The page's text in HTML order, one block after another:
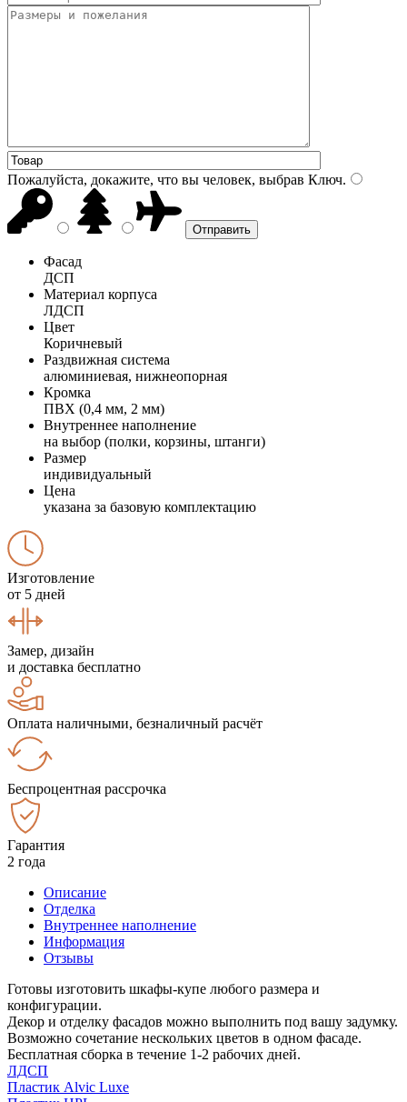
Пожалуйста, докажите, что вы человек, выбрав Ключ.
Фасад
ДСП
Материал корпуса
ЛДСП
Цвет
Коричневый
Раздвижная система
алюминиевая, нижнеопорная
Кромка
ПВХ (0,4 мм, 2 мм)
Внутреннее наполнение
на выбор (полки, корзины, штанги)
Размер
индивидуальный
Цена
указана за базовую комплектацию
Изготовление
от 5 дней
Замер, дизайн
и доставка бесплатно
Оплата наличными, безналичный расчёт
Беспроцентная рассрочка
Гарантия
2 года
Описание
Отделка
Внутреннее наполнение
Информация
Отзывы
Готовы изготовить шкафы-купе любого размера и
конфигурации.
Декор и отделку фасадов можно выполнить под вашу задумку.
Возможно сочетание нескольких цветов в одном фасаде.
Бесплатная сборка в течение 1-2 рабочих дней.
ЛДСП
Пластик Alvic Luxe